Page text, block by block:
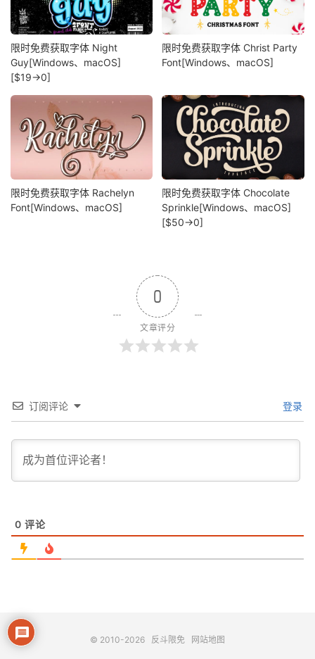
限时免费获取字体 Night
Guy[Windows、macOS]
[$19→0]
限时免费获取字体 Christ Party
Font[Windows、macOS]
限时免费获取字体 Rachelyn
Font[Windows、macOS]
限时免费获取字体 Chocolate
Sprinkle[Windows、macOS]
[$50→0]
0
文章评分
订阅评论 登录
0 评论
© 2010-2026 反斗限免 网站地图